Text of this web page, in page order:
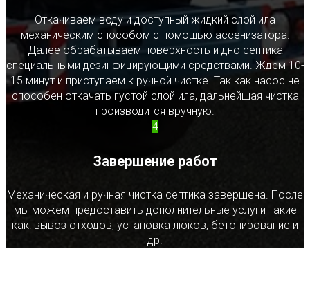
Откачиваем воду и доступный жидкий слой ила
механическим способом с помощью ассенизатора.
Далее обрабатываем поверхность и дно септика
специальными дезинфицирующими средствами. Ждем 10-
15 минут и приступаем к ручной чистке. Так как насос не
способен откачать густой слой ила, дальнейшая чистка
производится вручную.
4
Завершение работ
Механическая и ручная чистка септика завершена. После
мы можем предоставить дополнительные услуги такие
как: вывоз отходов, установка люков, бетонирование и
др.